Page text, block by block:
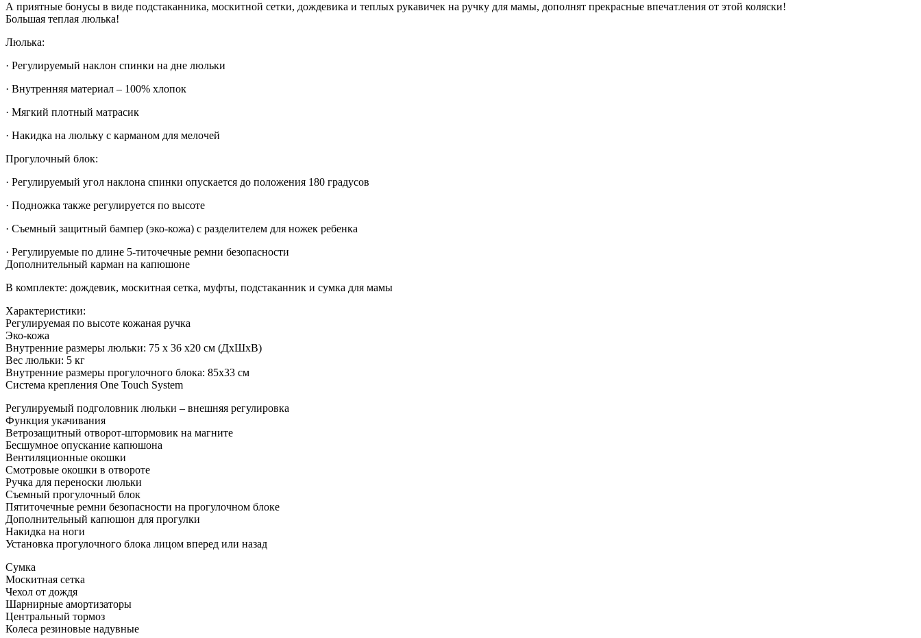
А приятные бонусы в виде подстаканника, москитной сетки, дождевика и теплых рукавичек на ручку для мамы, дополнят прекрасные впечатления от этой коляски!
Большая теплая люлька!
Люлька:
· Регулируемый наклон спинки на дне люльки
· Внутренняя материал – 100% хлопок
· Мягкий плотный матрасик
· Накидка на люльку с карманом для мелочей
Прогулочный блок:
· Регулируемый угол наклона спинки опускается до положения 180 градусов
· Подножка также регулируется по высоте
· Съемный защитный бампер (эко-кожа) с разделителем для ножек ребенка
· Регулируемые по длине 5-титочечные ремни безопасности
Дополнительный карман на капюшоне
В комплекте: дождевик, москитная сетка, муфты, подстаканник и сумка для мамы
Характеристики:
Регулируемая по высоте кожаная ручка
Эко-кожа
Внутренние размеры люльки: 75 х 36 х20 см (ДхШхВ)
Вес люльки: 5 кг
Внутренние размеры прогулочного блока: 85х33 см
Система крепления One Touch System
Регулируемый подголовник люльки – внешняя регулировка
Функция укачивания
Ветрозащитный отворот-штормовик на магните
Бесшумное опускание капюшона
Вентиляционные окошки
Смотровые окошки в отвороте
Ручка для переноски люльки
Съемный прогулочный блок
Пятиточечные ремни безопасности на прогулочном блоке
Дополнительный капюшон для прогулки
Накидка на ноги
Установка прогулочного блока лицом вперед или назад
Сумка
Москитная сетка
Чехол от дождя
Шарнирные амортизаторы
Центральный тормоз
Колеса резиновые надувные